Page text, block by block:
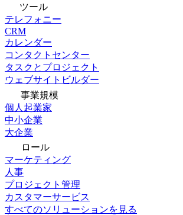
ツール
テレフォニー
CRM
カレンダー
コンタクトセンター
タスクとプロジェクト
ウェブサイトビルダー
事業規模
個人起業家
中小企業
大企業
ロール
マーケティング
人事
プロジェクト管理
カスタマーサービス
すべてのソリューションを見る